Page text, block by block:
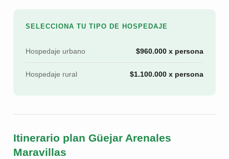
SELECCIONA TU TIPO DE HOSPEDAJE
Hospedaje urbano $960.000 x persona
Hospedaje rural $1.100.000 x persona
Itinerario plan Güejar Arenales
Maravillas